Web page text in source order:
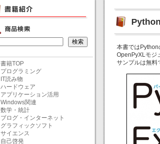
書籍TOP
プログラミング
IT読み物
ハードウェア
アプリケーション活用
Windows関連
数学・統計
ブログ・インターネット
グラフィックソフト
サイエンス
自己啓発
本書ではPython
OpenPyXLモジ
サンプルは無料